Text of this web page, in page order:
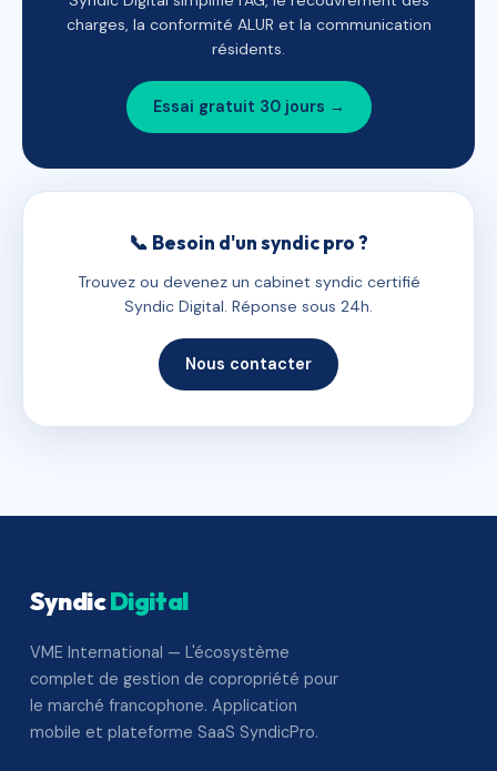
charges, la conformité ALUR et la communication
résidents.
Essai gratuit 30 jours →
📞 Besoin d'un syndic pro ?
Trouvez ou devenez un cabinet syndic certifié
Syndic Digital. Réponse sous 24h.
Nous contacter
SyndicDigital
VME International — L'écosystème
complet de gestion de copropriété pour
le marché francophone. Application
mobile et plateforme SaaS SyndicPro.